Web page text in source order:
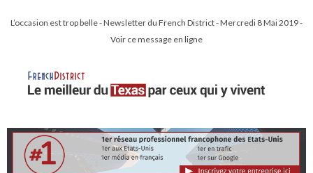
L’occasion est trop belle - Newsletter du French District - Mercredi 8 Mai 2019 -
Voir ce message en ligne